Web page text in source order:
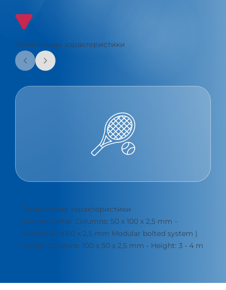
Технические характеристики
Технические характеристики
Double Corner Columns: 50 x 100 x 2,5 mm -
Beams: 40 x 60 x 2,5 mm Modular bolted system |
Center Columns: 100 x 50 x 2,5 mm - Height: 3 - 4 m